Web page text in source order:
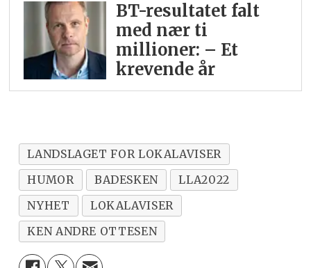
BT-resultatet falt
med nær ti
millioner: – Et
krevende år
LANDSLAGET FOR LOKALAVISER
HUMOR
BADESKEN
LLA2022
NYHET
LOKALAVISER
KEN ANDRE OTTESEN